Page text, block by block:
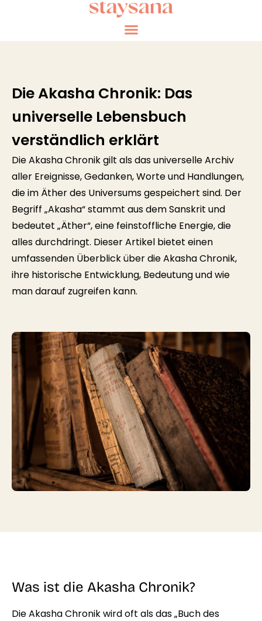
Die Akasha Chronik: Das
universelle Lebensbuch
verständlich erklärt
Die Akasha Chronik gilt als das universelle Archiv
aller Ereignisse, Gedanken, Worte und Handlungen,
die im Äther des Universums gespeichert sind. Der
Begriff „Akasha“ stammt aus dem Sanskrit und
bedeutet „Äther“, eine feinstoffliche Energie, die
alles durchdringt. Dieser Artikel bietet einen
umfassenden Überblick über die Akasha Chronik,
ihre historische Entwicklung, Bedeutung und wie
man darauf zugreifen kann.
Was ist die Akasha Chronik?
Die Akasha Chronik wird oft als das „Buch des